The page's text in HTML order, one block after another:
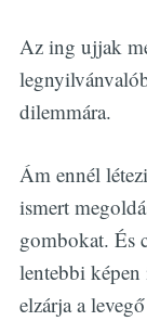
Az ing ujjak
dilemmára.
Ám ennél
ismert
gombokat. És
lentebbi képen
elzárja a